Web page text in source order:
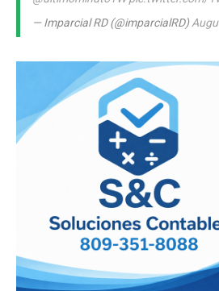
— Imparcial RD (@imparcialRD)